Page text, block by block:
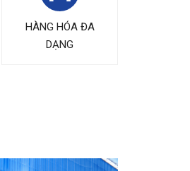
HÀNG HÓA ĐA
DẠNG